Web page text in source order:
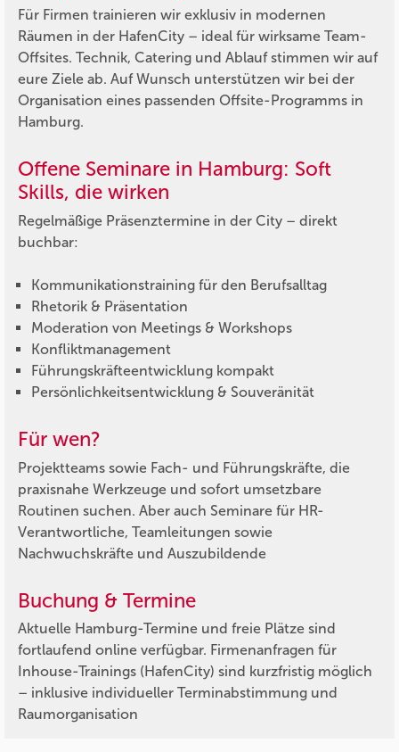
Für Firmen trainieren wir exklusiv in modernen
Räumen in der HafenCity – ideal für wirksame Team-
Offsites. Technik, Catering und Ablauf stimmen wir auf
eure Ziele ab. Auf Wunsch unterstützen wir bei der
Organisation eines passenden Offsite-Programms in
Hamburg.
Offene Seminare in Hamburg: Soft
Skills, die wirken
Regelmäßige Präsenztermine in der City – direkt
buchbar:
Kommunikationstraining für den Berufsalltag
Rhetorik & Präsentation
Moderation von Meetings & Workshops
Konfliktmanagement
Führungskräfteentwicklung kompakt
Persönlichkeitsentwicklung & Souveränität
Für wen?
Projektteams sowie Fach- und Führungskräfte, die
praxisnahe Werkzeuge und sofort umsetzbare
Routinen suchen. Aber auch Seminare für HR-
Verantwortliche, Teamleitungen sowie
Nachwuchskräfte und Auszubildende
Buchung & Termine
Aktuelle Hamburg-Termine und freie Plätze sind
fortlaufend online verfügbar. Firmenanfragen für
Inhouse-Trainings (HafenCity) sind kurzfristig möglich
– inklusive individueller Terminabstimmung und
Raumorganisation